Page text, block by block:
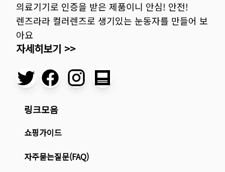
의료기기로 인증을 받은 제품이니 안심! 안전!
렌즈라라 컬러렌즈로 생기있는 눈동자를 만들어 보
아요
자세히보기 >>
링크모음
쇼핑가이드
자주묻는질문(FAQ)